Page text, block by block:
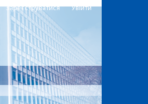
Зареєструватися Увійти